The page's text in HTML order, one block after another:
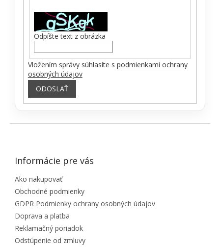
Odpíšte text z obrázka
Vložením správy súhlasíte s podmienkami ochrany
osobných údajov
ODOSLAŤ
ZÁPÄTIE
Informácie pre vás
Ako nakupovať
Obchodné podmienky
GDPR Podmienky ochrany osobných údajov
Doprava a platba
Reklamačný poriadok
Odstúpenie od zmluvy